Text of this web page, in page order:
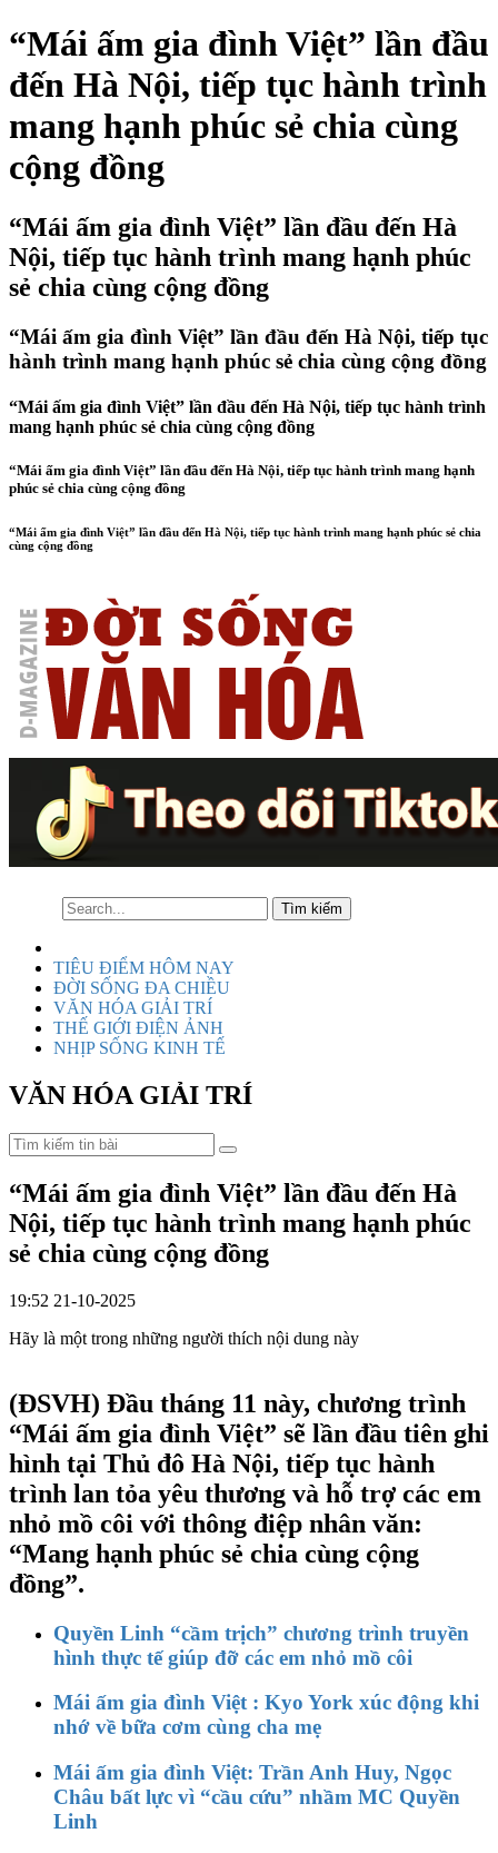
“Mái ấm gia đình Việt” lần đầu
đến Hà Nội, tiếp tục hành trình
mang hạnh phúc sẻ chia cùng
cộng đồng
“Mái ấm gia đình Việt” lần đầu đến Hà
Nội, tiếp tục hành trình mang hạnh phúc
sẻ chia cùng cộng đồng
“Mái ấm gia đình Việt” lần đầu đến Hà Nội, tiếp tục
hành trình mang hạnh phúc sẻ chia cùng cộng đồng
“Mái ấm gia đình Việt” lần đầu đến Hà Nội, tiếp tục hành trình
mang hạnh phúc sẻ chia cùng cộng đồng
“Mái ấm gia đình Việt” lần đầu đến Hà Nội, tiếp tục hành trình mang hạnh
phúc sẻ chia cùng cộng đồng
“Mái ấm gia đình Việt” lần đầu đến Hà Nội, tiếp tục hành trình mang hạnh phúc sẻ chia
cùng cộng đồng
TIÊU ĐIỂM HÔM NAY
ĐỜI SỐNG ĐA CHIỀU
VĂN HÓA GIẢI TRÍ
THẾ GIỚI ĐIỆN ẢNH
NHỊP SỐNG KINH TẾ
VĂN HÓA GIẢI TRÍ
“Mái ấm gia đình Việt” lần đầu đến Hà
Nội, tiếp tục hành trình mang hạnh phúc
sẻ chia cùng cộng đồng
19:52 21-10-2025
Hãy là một trong những người thích nội dung này
(ĐSVH) Đầu tháng 11 này, chương trình
“Mái ấm gia đình Việt” sẽ lần đầu tiên ghi
hình tại Thủ đô Hà Nội, tiếp tục hành
trình lan tỏa yêu thương và hỗ trợ các em
nhỏ mồ côi với thông điệp nhân văn:
“Mang hạnh phúc sẻ chia cùng cộng
đồng”.
Quyền Linh “cầm trịch” chương trình truyền
hình thực tế giúp đỡ các em nhỏ mồ côi
Mái ấm gia đình Việt : Kyo York xúc động khi
nhớ về bữa cơm cùng cha mẹ
Mái ấm gia đình Việt: Trần Anh Huy, Ngọc
Châu bất lực vì “cầu cứu” nhầm MC Quyền
Linh